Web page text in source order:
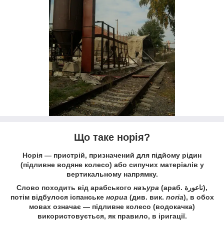
Що таке норія?
Норія — пристрій, призначений для підйому рідин
(підливне водяне колесо) або сипучих матеріалів у
вертикальному напрямку.
Слово походить від арабського наъура (араб. ناعورة),
потім відбулося іспанське нориа (див. вик. noria), в обох
мовах означає — підливне колесо (водокачка)
використовується, як правило, в іригації.